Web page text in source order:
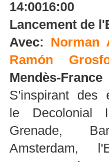
14:0016:00
Lancement de
Avec: Norman
Ramón
Mendès-France
S'inspirant des
le Decolonial
Grenade,
Amsterdam,